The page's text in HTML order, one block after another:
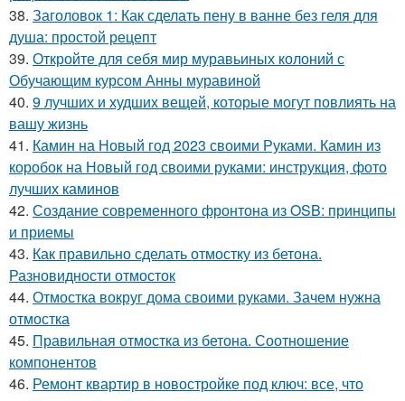
38. Заголовок 1: Как сделать пену в ванне без геля для
душа: простой рецепт
39. Откройте для себя мир муравьиных колоний с
Обучающим курсом Анны муравиной
40. 9 лучших и худших вещей, которые могут повлиять на
вашу жизнь
41. Камин на Новый год 2023 своими Руками. Камин из
коробок на Новый год своими руками: инструкция, фото
лучших каминов
42. Создание современного фронтона из OSB: принципы
и приемы
43. Как правильно сделать отмостку из бетона.
Разновидности отмосток
44. Отмостка вокруг дома своими руками. Зачем нужна
отмостка
45. Правильная отмостка из бетона. Соотношение
компонентов
46. Ремонт квартир в новостройке под ключ: все, что